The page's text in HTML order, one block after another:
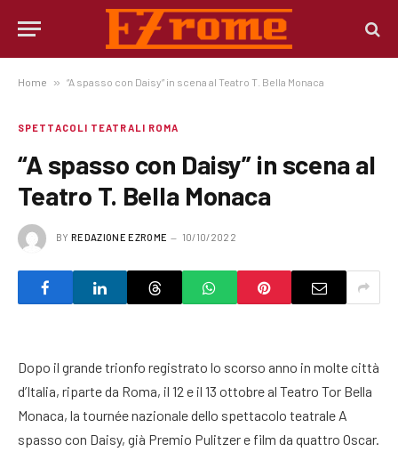
Home » “A spasso con Daisy” in scena al Teatro T. Bella Monaca
SPETTACOLI TEATRALI ROMA
“A spasso con Daisy” in scena al
Teatro T. Bella Monaca
BY REDAZIONE EZROME 10/10/2022
Dopo il grande trionfo registrato lo scorso anno in molte città
d’Italia, riparte da Roma, il 12 e il 13 ottobre al Teatro Tor Bella
Monaca, la tournée nazionale dello spettacolo teatrale A
spasso con Daisy, già Premio Pulitzer e film da quattro Oscar.